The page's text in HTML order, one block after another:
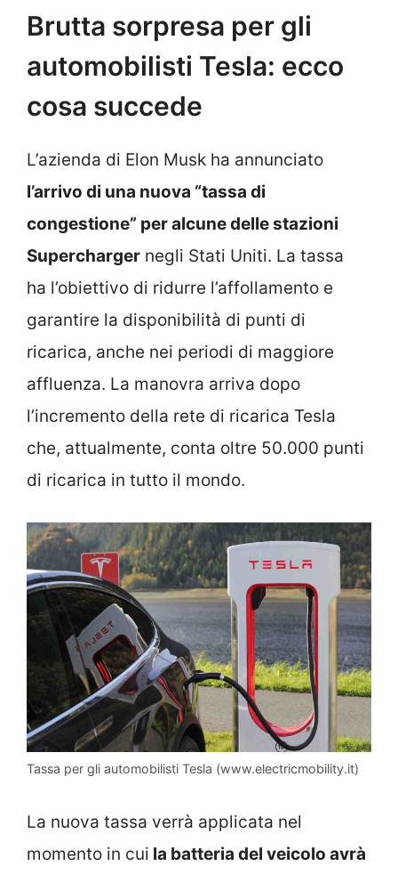
Brutta sorpresa per gli
automobilisti Tesla: ecco
cosa succede
L’azienda di Elon Musk ha annunciato
l’arrivo di una nuova “tassa di
congestione” per alcune delle stazioni
Supercharger negli Stati Uniti. La tassa
ha l’obiettivo di ridurre l’affollamento e
garantire la disponibilità di punti di
ricarica, anche nei periodi di maggiore
affluenza. La manovra arriva dopo
l’incremento della rete di ricarica Tesla
che, attualmente, conta oltre 50.000 punti
di ricarica in tutto il mondo.
Tassa per gli automobilisti Tesla (www.electricmobility.it)
La nuova tassa verrà applicata nel
momento in cui la batteria del veicolo avrà